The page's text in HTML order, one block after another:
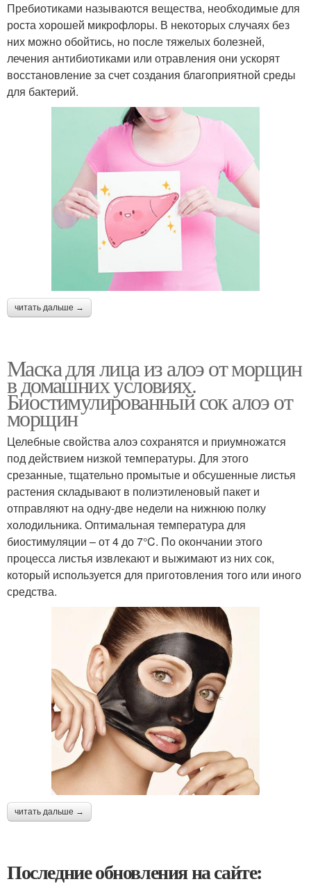
Пребиотиками называются вещества, необходимые для
роста хорошей микрофлоры. В некоторых случаях без
них можно обойтись, но после тяжелых болезней,
лечения антибиотиками или отравления они ускорят
восстановление за счет создания благоприятной среды
для бактерий.
читать дальше →
Маска для лица из алоэ от морщин
в домашних условиях.
Биостимулированный сок алоэ от
морщин
Целебные свойства алоэ сохранятся и приумножатся
под действием низкой температуры. Для этого
срезанные, тщательно промытые и обсушенные листья
растения складывают в полиэтиленовый пакет и
отправляют на одну-две недели на нижнюю полку
холодильника. Оптимальная температура для
биостимуляции – от 4 до 7°C. По окончании этого
процесса листья извлекают и выжимают из них сок,
который используется для приготовления того или иного
средства.
читать дальше →
Последние обновления на сайте: